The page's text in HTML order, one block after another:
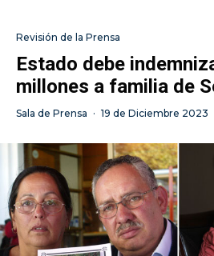
Revisión de la Prensa
Estado debe
millones a familia de
Sala de Prensa · 19 de Diciembre 2023